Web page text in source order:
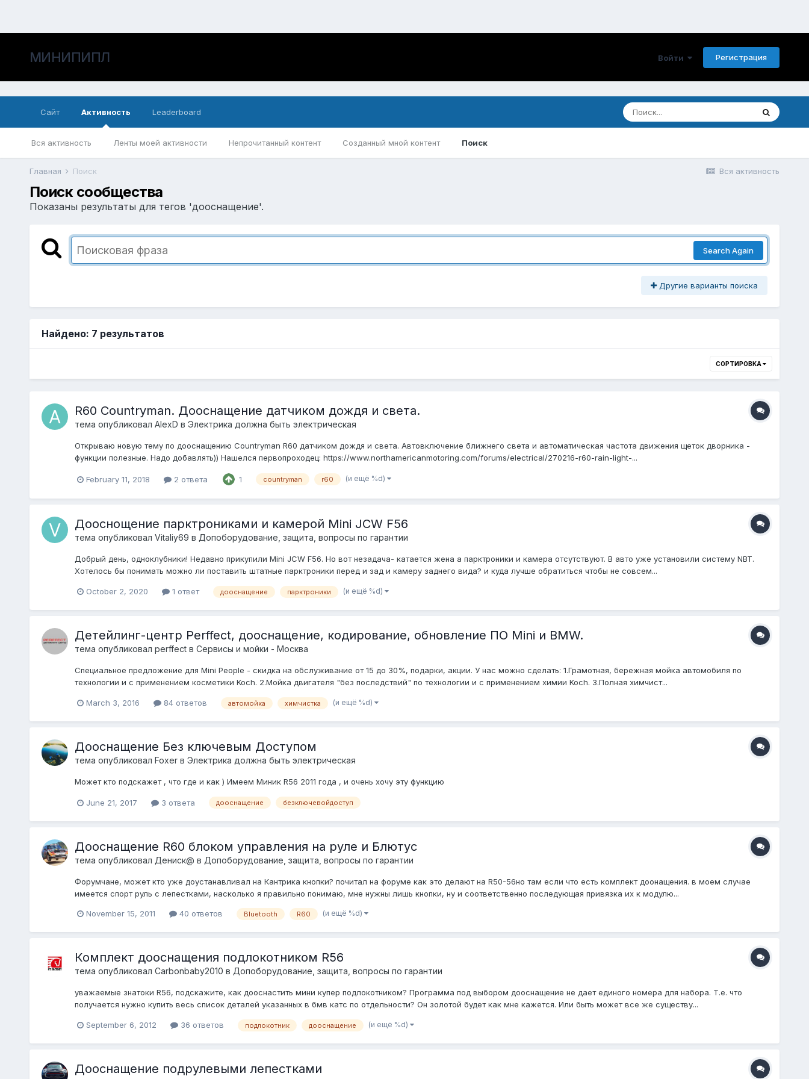
МИНИПИПЛ Войти Регистрация
Сайт Активность
Вся активность Ленты моей активности Непрочитанный контент Созданный мной контент Поиск
Leaderboard
Вся активность
Главная Поиск
Поиск сообщества
Показаны результаты для тегов 'дооснащение'.
Search Again
Другие варианты поиска
Найдено: 7 результатов
СОРТИРОВКА
R60 Countryman. Дооснащение датчиком дождя и света.
тема опубликовал AlexD в Электрика должна быть электрическая
Открываю новую тему по дооснащению Countryman R60 датчиком дождя и света. Автовключение ближнего света и автоматическая частота движения щеток дворника -
функции полезные. Надо добавлять)) Нашелся первопроходец: https://www.northamericanmotoring.com/forums/electrical/270216-r60-rain-light-...
February 11, 2018 2 ответа 1 countryman r60 (и ещё %d)
Дооснощение парктрониками и камерой Mini JCW F56
тема опубликовал Vitaliy69 в Допоборудование, защита, вопросы по гарантии
Добрый день, одноклубники! Недавно прикупили Mini JCW F56. Но вот незадача- катается жена а парктроники и камера отсутствуют. В авто уже установили систему NBT.
Хотелось бы понимать можно ли поставить штатные парктроники перед и зад и камеру заднего вида? и куда лучше обратиться чтобы не совсем...
October 2, 2020 1 ответ дооснащение парктроники (и ещё %d)
Детейлинг-центр Perffect, дооснащение, кодирование, обновление ПО Mini и BMW.
тема опубликовал perffectв Сервисы и мойки - Москва
Специальное предложение для Mini People - скидка на обслуживание от 15 до 30%, подарки, акции. У нас можно сделать: 1.Грамотная, бережная мойка автомобиля по
технологии и с применением косметики Koch. 2.Мойка двигателя "без последствий" по технологии и с применением химии Koch. 3.Полная химчист...
March 3, 2016 84 ответов автомойка химчистка (и ещё %d)
Дооснащение Без ключевым Доступом
тема опубликовал Foxerв Электрика должна быть электрическая
Может кто подскажет , что где и как ) Имеем Миник R56 2011 года , и очень хочу эту функцию
June 21, 2017 3 ответа дооснащение безключевойдоступ
Дооснащение R60 блоком управления на руле и Блютус
тема опубликовал Дениск@ в Допоборудование, защита, вопросы по гарантии
Форумчане, может кто уже доустанавливал на Кантрика кнопки? почитал на форуме как это делают на R50-56но там если что есть комплект доонащения. в моем случае
имеется спорт руль с лепестками, насколько я правильно понимаю, мне нужны лишь кнопки, ну и соответственно последующая привязка их к модулю...
November 15, 2011 40 ответов Bluetooth R60 (и ещё %d)
Комплект дооснащения подлокотником R56
тема опубликовал Carbonbaby2010 в Допоборудование, защита, вопросы по гарантии
уважаемые знатоки R56, подскажите, как дооснастить мини купер подлокотником? Программа под выбором дооснащение не дает единого номера для набора. Т.е. что
получается нужно купить весь список деталей указанных в бмв катс по отдельности? Он золотой будет как мне кажется. Или быть может все же существу...
September 6, 2012 36 ответов подлокотник дооснащение (и ещё %d)
Дооснащение подрулевыми лепестками